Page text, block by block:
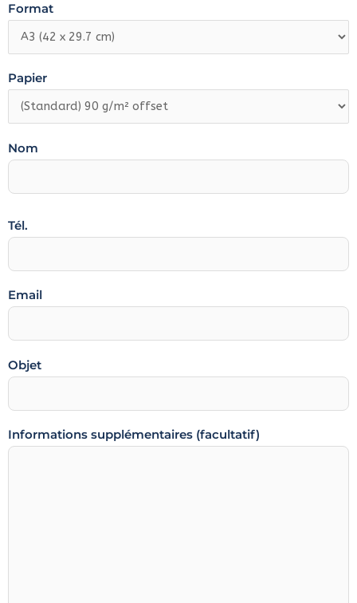
Format
Papier
Nom
Tél.
Email
Objet
Informations supplémentaires (facultatif)